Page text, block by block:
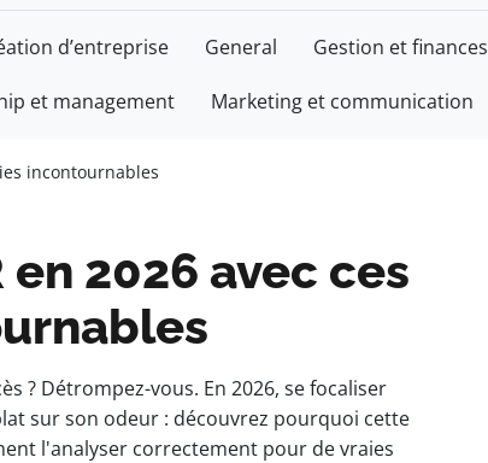
d’entreprise General Gestion et finances
et management Marketing et communication
incontournables
2026 avec ces
? Détrompez-vous. En 2026, se focaliser
sur son odeur : découvrez pourquoi cette
l'analyser correctement pour de vraies